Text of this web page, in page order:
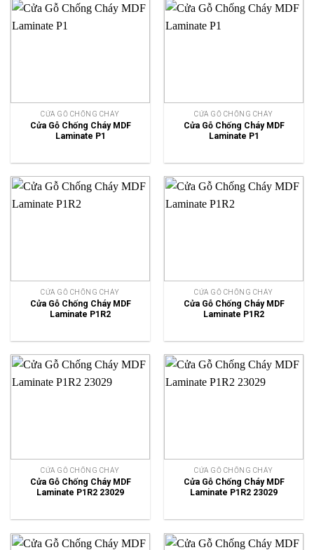
CỬA GỖ CHỐNG CHÁY
Cửa Gỗ Chống Cháy MDF
Laminate P1
CỬA GỖ CHỐNG CHÁY
Cửa Gỗ Chống Cháy MDF
Laminate P1
CỬA GỖ CHỐNG CHÁY
Cửa Gỗ Chống Cháy MDF
Laminate P1R2
CỬA GỖ CHỐNG CHÁY
Cửa Gỗ Chống Cháy MDF
Laminate P1R2
CỬA GỖ CHỐNG CHÁY
Cửa Gỗ Chống Cháy MDF
Laminate P1R2 23029
CỬA GỖ CHỐNG CHÁY
Cửa Gỗ Chống Cháy MDF
Laminate P1R2 23029